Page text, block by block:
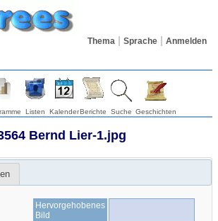
Thema Sprache Anmelden
Listen KalenderBerichte Suche Geschichten
Bernd Lier-1.jpg
Hervorgehobenes
Bild